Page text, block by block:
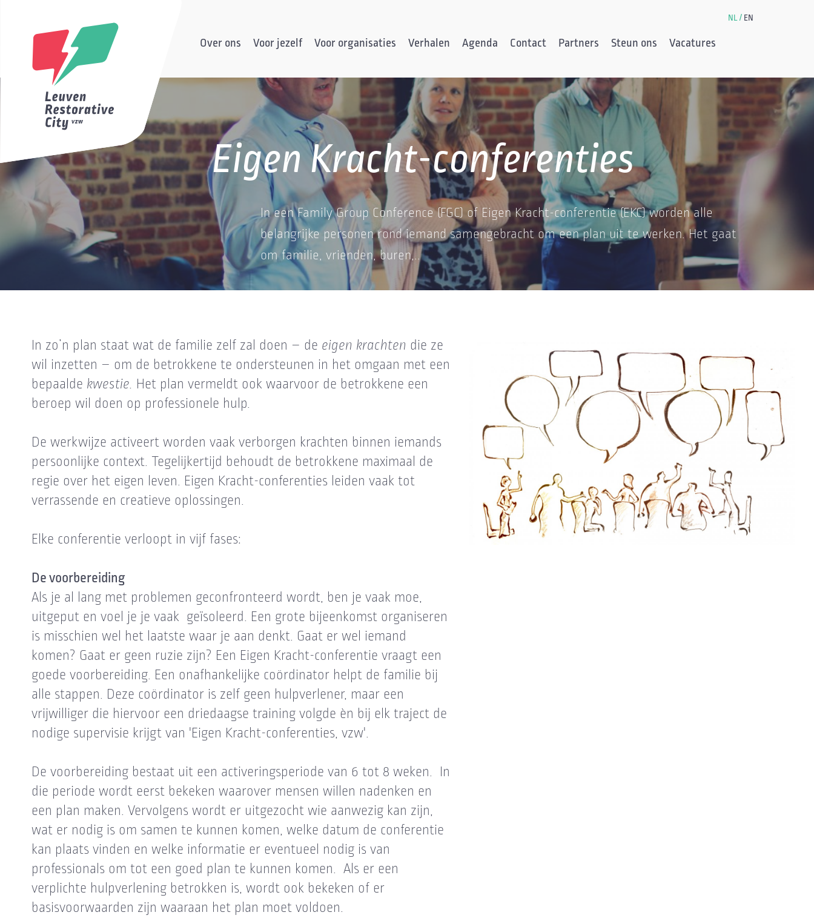
NL EN
Over ons Voor jezelf Voor organisaties Verhalen Agenda Contact Partners Steun ons Vacatures
Eigen Kracht-conferenties
In een Family Group Conference (FGC) of Eigen Kracht-conferentie (EKC) worden alle
belangrijke personen rond iemand samengebracht om een plan uit te werken. Het gaat
om familie, vrienden, buren,..
In zo’n plan staat wat de familie zelf zal doen – de eigen krachten die ze
wil inzetten – om de betrokkene te ondersteunen in het omgaan met een
bepaalde kwestie. Het plan vermeldt ook waarvoor de betrokkene een
beroep wil doen op professionele hulp.
De werkwijze activeert worden vaak verborgen krachten binnen iemands
persoonlijke context. Tegelijkertijd behoudt de betrokkene maximaal de
regie over het eigen leven. Eigen Kracht-conferenties leiden vaak tot
verrassende en creatieve oplossingen.
Elke conferentie verloopt in vijf fases:
De voorbereiding
Als je al lang met problemen geconfronteerd wordt, ben je vaak moe,
uitgeput en voel je je vaak geïsoleerd. Een grote bijeenkomst organiseren
is misschien wel het laatste waar je aan denkt. Gaat er wel iemand
komen? Gaat er geen ruzie zijn? Een Eigen Kracht-conferentie vraagt een
goede voorbereiding. Een onafhankelijke coördinator helpt de familie bij
alle stappen. Deze coördinator is zelf geen hulpverlener, maar een
vrijwilliger die hiervoor een driedaagse training volgde èn bij elk traject de
nodige supervisie krijgt van 'Eigen Kracht-conferenties, vzw'.
De voorbereiding bestaat uit een activeringsperiode van 6 tot 8 weken. In
die periode wordt eerst bekeken waarover mensen willen nadenken en
een plan maken. Vervolgens wordt er uitgezocht wie aanwezig kan zijn,
wat er nodig is om samen te kunnen komen, welke datum de conferentie
kan plaats vinden en welke informatie er eventueel nodig is van
professionals om tot een goed plan te kunnen komen. Als er een
verplichte hulpverlening betrokken is, wordt ook bekeken of er
basisvoorwaarden zijn waaraan het plan moet voldoen.